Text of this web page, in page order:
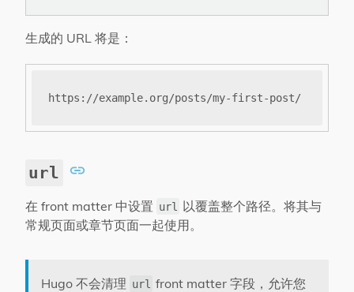
生成的 URL 将是：
url
在 front matter 中设置 url
以覆盖整个路径。将其与
常规页面或章节页面一起使用。
Hugo 不会清理 url front matter 字段，允许您